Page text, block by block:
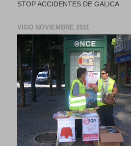
STOP ACCIDENTES DE GALICA
VIGO NOVIEMBRE 2011